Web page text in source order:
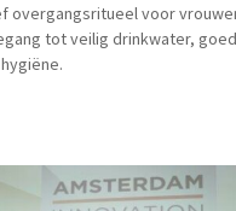
overgangsritueel voor
tot veilig drinkwater,